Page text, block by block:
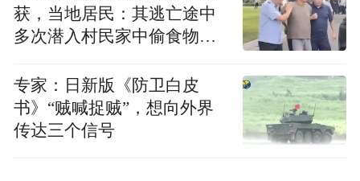
获，当地居民：其逃亡途中
多次潜入村民家中偷食物被
专家：日新版《防卫白皮
书》“贼喊捉贼”，想向外界
传达三个信号